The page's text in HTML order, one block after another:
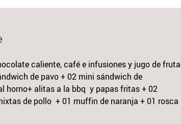
caliente, café e infusiones y jugo de fruta
de pavo + 02 mini sándwich de
horno+ alitas a la bbq y papas fritas + 02
de pollo + 01 muffin de naranja + 01 rosca